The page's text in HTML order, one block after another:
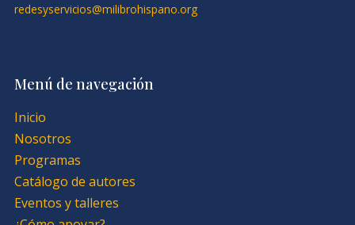
redesyservicios@milibrohispano.org
Menú de navegación
Inicio
Nosotros
Programas
Catálogo de autores
Eventos y talleres